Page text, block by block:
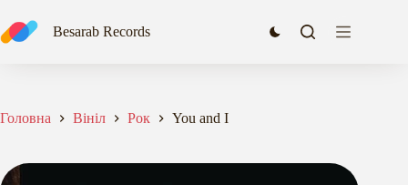
до
вмісту
Besarab Records
Головна Вініл Рок You and I